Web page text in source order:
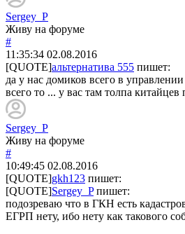
Sergey_P
Живу на форуме
#
11:35:34 02.08.2016
[QUOTE]альтернатива 555 пишет:
да у нас домиков всего в
всего то ... у вас там толпа китайцев
Sergey_P
Живу на форуме
#
10:49:45 02.08.2016
[QUOTE]gkh123 пишет:
[QUOTE]Sergey_Pпишет:
подозреваю что в ГКН есть
ЕГРП нету, ибо нету как такового